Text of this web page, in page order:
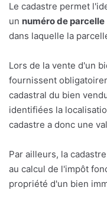
Le cadastre permet
un numéro de parcelle
dans laquelle la
Lors de la vente d'un
fournissent
cadastral du bien
identifiées la
cadastre a donc une
Par ailleurs, la
au calcul de l'impôt
propriété d'un bien